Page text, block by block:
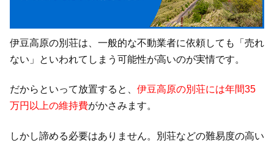
伊豆高原の別荘は、一般的な不動業者に依頼しても「売れ
ない」といわれてしまう可能性が高いのが実情です。
だからといって放置すると、 伊豆高原の別荘には年間35
万円以上の維持費がかさみます。
しかし諦める必要はありません。別荘などの難易度の高い